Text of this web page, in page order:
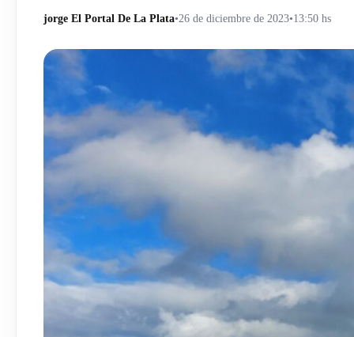
jorge El Portal De La Plata•26 de diciembre de 2023•13:50 hs